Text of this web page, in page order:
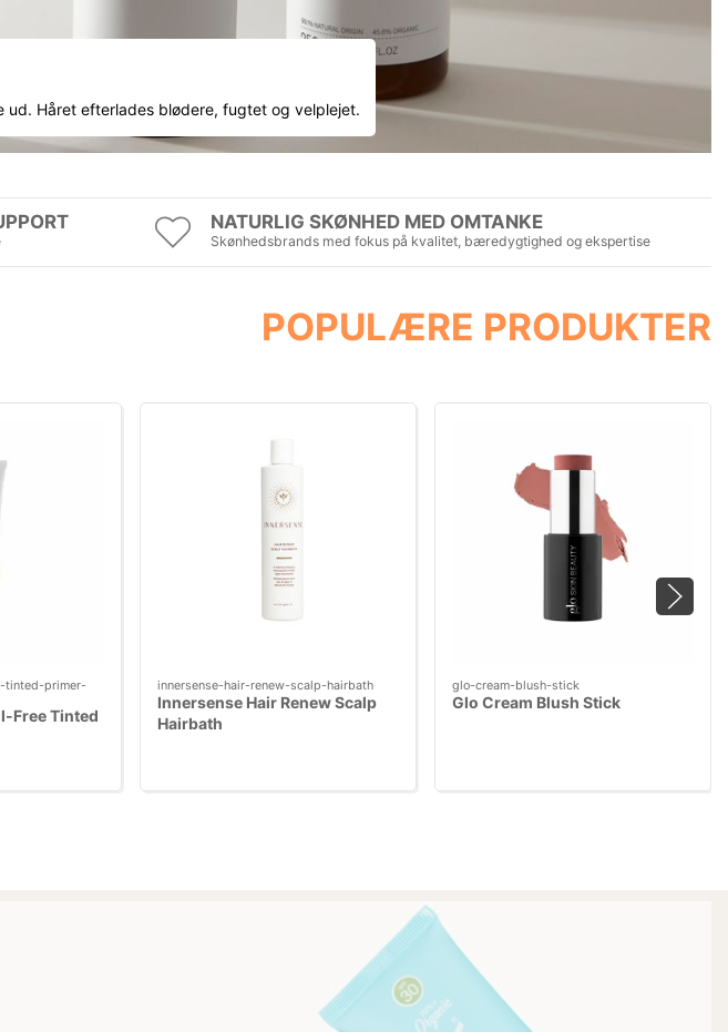
Håret efterlades blødere, fugtet og velplejet.
NATURLIG SKØNHED MED OMTANKE
Skønhedsbrands med fokus på kvalitet, bæredygtighed og ekspertise
POPULÆRE PRODUKTER
tinted-primer-
Free Tinted
innersense-hair-renew-scalp-hairbath
Innersense Hair Renew Scalp
Hairbath
glo-cream-blush-stick
Glo Cream Blush Stick